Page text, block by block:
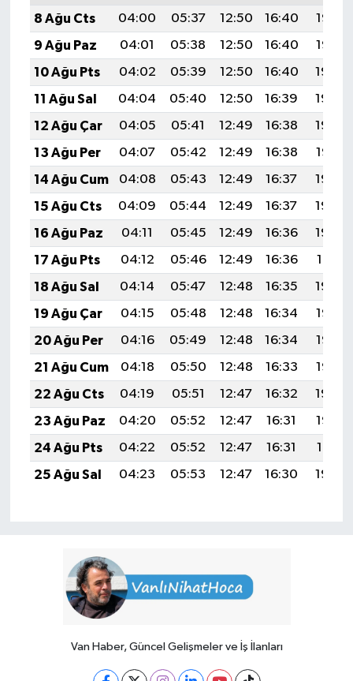
8 Ağu Cts
04:00 05:37 12:50 16:40
19:53
9 Ağu Paz
04:01 05:38 12:50 16:40
19:52
10 Ağu Pts
04:02 05:39 12:50 16:40
19:50
11 Ağu Sal
04:04 05:40 12:50 16:39
19:49
12 Ağu Çar
04:05 05:41 12:49 16:38
19:48
13 Ağu Per
04:07 05:42 12:49 16:38
19:47
14 Ağu Cum
04:08 05:43 12:49 16:37
19:45
15 Ağu Cts
04:09 05:44 12:49 16:37
19:44
16 Ağu Paz
04:11 05:45 12:49 16:36
19:43
17 Ağu Pts
04:12 05:46 12:49 16:36
19:41
18 Ağu Sal
04:14 05:47 12:48 16:35
19:40
19 Ağu Çar
04:15 05:48 12:48 16:34
19:38
20 Ağu Per
04:16 05:49 12:48 16:34
19:37
21 Ağu Cum
04:18 05:50 12:48 16:33
19:36
22 Ağu Cts
04:19 05:51 12:47 16:32
19:34
23 Ağu Paz
04:20 05:52 12:47 16:31
19:33
24 Ağu Pts
04:22 05:52 12:47 16:31
19:31
25 Ağu Sal
04:23 05:53 12:47 16:30 19:30
Van Haber, Güncel Gelişmeler ve İş İlanları